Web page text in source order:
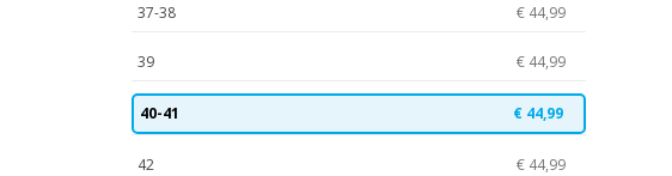
37-38 € 44,99
39 € 44,99
40-41 € 44,99
42 € 44,99